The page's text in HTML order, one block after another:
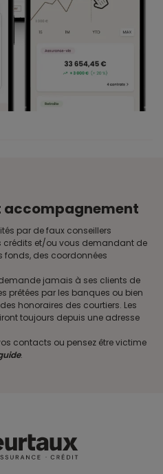
accompagnement
par de faux conseillers
crédits et/ou vous demandant de
fonds, des coordonnées
jamais à ses clients de
prêtées par les banques ou bien
honoraires des courtiers. Les
toujours depuis une adresse
contacts ou pensez être victime
.